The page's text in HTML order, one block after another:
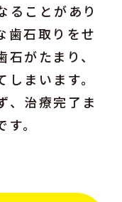
ることがあり
歯石取りをせ
がたまり、
まいます。
、治療完了ま
。